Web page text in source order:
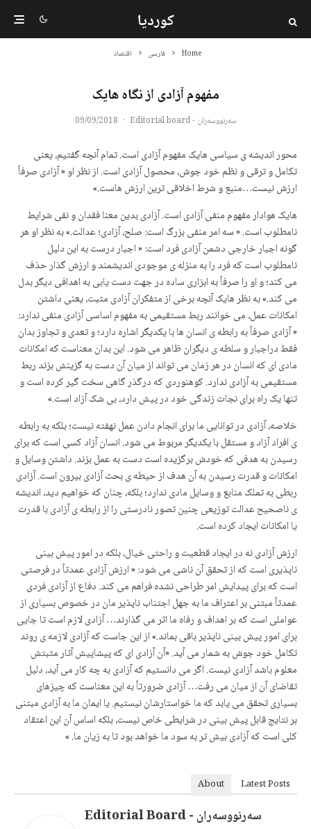
کوردیا
Home فارسی اقتصاد
مفهوم آزادی از نگاه هایک
سەرنووسەران - Editorial board ·
09/09/2018
محور اندیشه ی سیاسی هایک مفهوم آزادی است. تمام آنچه گفتیم، یعنی
تکامل و ترقی و نظم خود جوش، محصول آزادی است. از نظر او « آزادی صرفاً
ارزش نیست…منبع و شرط اخلاقی ترین ارزش هاست.»
هایک هوادار مفهوم منفی آزادی است. آزادی بدین معنا فقدان و نفی شرایط
نامطلوب است. « سه امر منفی بزرگ است: صلح، آزادی؛ عدالت.» به نظر او هر
گونه اجبار خارجی دشمن آزادی فرد است: « اجبار درست به این دلیل
نامطلوب است که فرد را به منزله ی موجودی اندیشمند و ارزش گذار حذف
می کند؛ و او را صرفاً به ابزاری ساده در جهت دست یابی به اهدافی دیگر بدل
می کند.» به نظر هایک آنچه برخی از متفکران آزادی مثبت، یعنی داشتن
امکانات عمل، می خوانند ربط مستقیمی به مفهوم اساسی آزادی منفی ندارد:
« آزادی صرفاً به رابطه ی انسان ها با یکدیگر اشاره دارد؛ و تعدی و تجاوز بدان
فقط دراجبار و سلطه ی دیگران ظاهر می شود. این بدان معناست که امکانات
مادی ای که انسان در هر زمان می تواند از میان آن دست به گزینش بزند ربط
مستقیمی به آزادی ندارد. کوهنوردی که درگذر گاهی سخت گیر کرده است و
تنها یک راه برای نجات زندگی خود در پیش دارد، بی شک آزاد است.»
خلاصه، آزادی در توانایی ما برای انجام دادن عمل نهفته نیست؛ بلکه به رابطه
ی افراد آزاد و مستقل با یکدیگر مربوط می شود. انسان آزاد کسی است که برای
رسیدن به هدفی که خودش برگزیده است دست به عمل بزند. داشتن وسایل و
امکانات و قدرت رسیدن به آن هدف از حیطه ی بحث آزادی بیرون است. آزادی
ربطی به تملک منابع و وسایل مادی ندارد؛ بلکه، چنان که خواهیم دید، اندیشه
ی ناصحیح عدالت توزیعی چنین تصور نادرستی را از رابطه ی آزادی با قدرت
یا امکانات ایجاد کرده است.
ارزش آزادی نه در ایجاد قطعیت و راحتی خیال، بلکه در امور پیش بینی
ناپذیری است که از تحقق آن ناشی می شود: « ارزش آزادی عمدتاً در فرصتی
است که برای پیدایش امر طراحی نشده فراهم می کند. دفاع از آزادی فردی
عمدتاً مبتنی بر اعتراف ما به جهل اجتناب ناپذیر مان در خصوص بسیاری از
عواملی است که بر اهداف و رفاه ما اثر می گذارند… آزادی لازم است تا جایی
برای امور پیش بینی ناپذیر باقی بماند.» از این جاست که آزادی لازمه ی روند
تکامل خود جوش به شمار می آید. «آن آزادی ای که پیشاپیش آثار مثبتش
معلوم باشد آزادی نیست. اگر می دانستیم که آزادی به چه کار می آید، دلیل
تقاضای آن از میان می رفت… آزادی ضرورتاً به این معناست که چیزهای
بسیاری تحقق می یابد که ما خواستارشان نیستیم. یا ایمان ما به آزادی مبتنی
بر نتایج قابل پیش بینی در شرایطی خاص نیست، بلکه اساس آن این اعتقاد
کلی است که آزادی بیش تر به سود ما خواهد بود تا به زیان ما. »
About Latest Posts
سەرنووسەران - Editorial Board